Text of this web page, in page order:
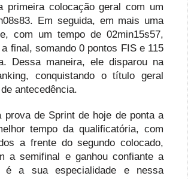
primeira colocação geral com um
Em seguida, em mais uma
com um tempo de 02min15s57,
final, somando 0 pontos FIS e 115
Dessa maneira, ele disparou na
conquistando o título geral
antecedência.
prova de Sprint de hoje de ponta a
tempo da qualificatória, com
a frente do segundo colocado,
a semifinal e ganhou confiante a
a sua especialidade e nessa